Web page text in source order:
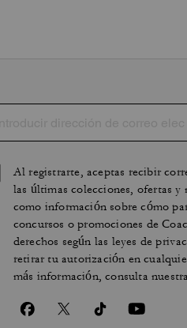
Al registrarte, aceptas recibir
las últimas colecciones, ofertas y
como información sobre cómo
concursos o promociones de
derechos según las leyes de
retirar tu autorización en
más información, consulta nuestra